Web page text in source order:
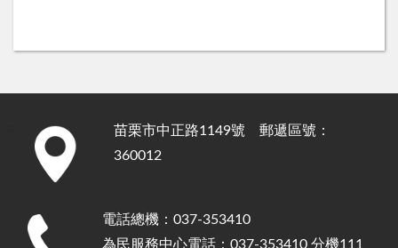
苗栗市中正路1149號 郵遞區號：
360012
電話總機：037-353410
為民服務中心電話：037-353410 分機111